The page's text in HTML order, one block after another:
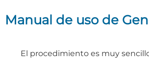
Manual de uso de
El procedimiento es muy